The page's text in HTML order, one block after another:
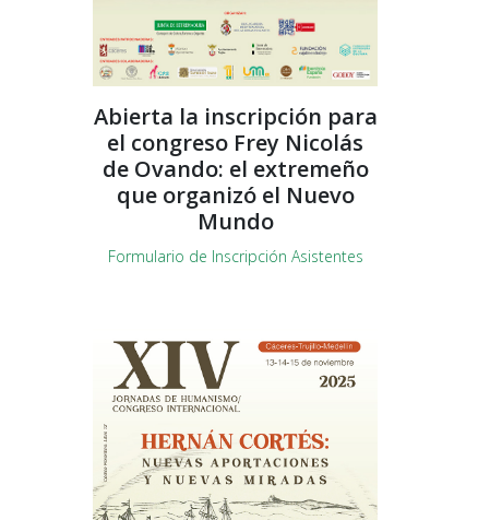
Abierta la inscripción para
el congreso Frey Nicolás
de Ovando: el extremeño
que organizó el Nuevo
Mundo
Formulario de Inscripción Asistentes